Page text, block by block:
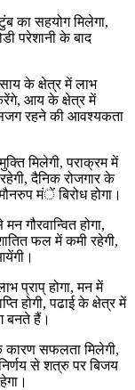
का सहयोग मिलेगा,
परेशानी के बाद
के क्षेत्र में लाभ
करेंगे, आय के क्षेत्र में
सजग रहने की आवश्यकता
मिलेगी, पराक्रम में
दैनिक रोजगार के
मंें बिरोध होगा।
गौरवान्वित होगा,
फल में कमी रहेगी,
प्राप् होगा, मन में
होगी, पढाई के क्षेत्र में
बनते हैं।
कारण सफलता मिलेगी,
से शत्रु पर बिजय